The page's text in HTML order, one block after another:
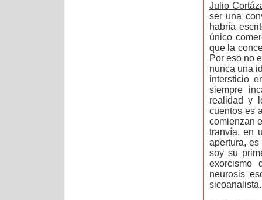
Julio
ser una
habría
único
que la
Por eso no
nunca una
intersticio
siempre
realidad y
cuentos es
comienzan
tranvía, en
apertura,
soy su
exorcismo
neurosis
sicoanalista.